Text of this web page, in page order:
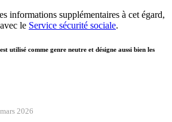
informations supplémentaires à cet égard,
le Service sécurité sociale.
utilisé comme genre neutre et désigne aussi bien les
2026